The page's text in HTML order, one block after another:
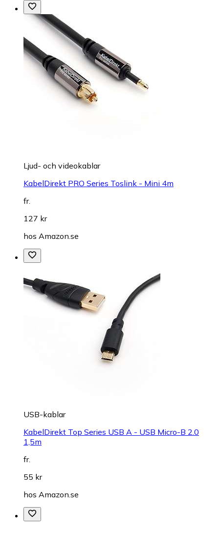
Ljud- och videokablar
KabelDirekt PRO Series Toslink - Mini 4m
fr.
127 kr
hos Amazon.se
USB-kablar
KabelDirekt Top Series USB A - USB Micro-B 2.0
1,5m
fr.
55 kr
hos Amazon.se